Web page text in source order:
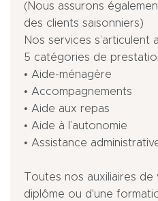
(Nous assurons
des clients saisonniers)
Nos services s’articulent
5 catégories de
• Aide-ménagère
• Accompagnements
• Aide aux repas
• Aide à l’autonomie
• Assistance
Toutes nos auxiliaires de
diplôme ou d'une